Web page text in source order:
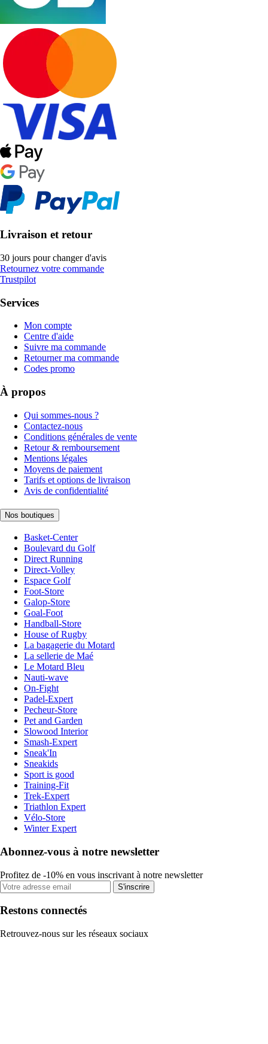
Livraison et retour
30 jours pour changer d'avis
Retournez votre commande
Trustpilot
Services
Mon compte
Centre d'aide
Suivre ma commande
Retourner ma commande
Codes promo
À propos
Qui sommes-nous ?
Contactez-nous
Conditions générales de vente
Retour & remboursement
Mentions légales
Moyens de paiement
Tarifs et options de livraison
Avis de confidentialité
Nos boutiques
Basket-Center
Boulevard du Golf
Direct Running
Direct-Volley
Espace Golf
Foot-Store
Galop-Store
Goal-Foot
Handball-Store
House of Rugby
La bagagerie du Motard
La sellerie de Maé
Le Motard Bleu
Nauti-wave
On-Fight
Padel-Expert
Pecheur-Store
Pet and Garden
Slowood Interior
Smash-Expert
Sneak'In
Sneakids
Sport is good
Training-Fit
Trek-Expert
Triathlon Expert
Vélo-Store
Winter Expert
Abonnez-vous à notre newsletter
Profitez de -10% en vous inscrivant à notre newsletter
S'inscrire
Restons connectés
Retrouvez-nous sur les réseaux sociaux